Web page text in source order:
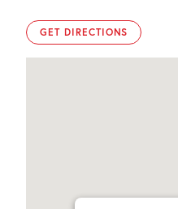
GET DIRECTIONS